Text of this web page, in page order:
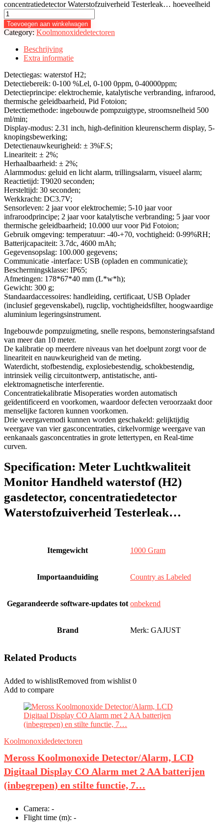
concentratiedetector Waterstofzuiverheid Testerleak… hoeveelheid
Toevoegen aan winkelwagen
Category: Koolmonoxidedetectoren
Beschrijving
Extra informatie
Detectiegas: waterstof H2;
Detectiebereik: 0-100 %Lel, 0-100 0ppm, 0-40000ppm;
Detectieprincipe: elektrochemie, katalytische verbranding, infrarood,
thermische geleidbaarheid, Pid Fotoion;
Detectiemethode: ingebouwde pompzuigtype, stroomsnelheid 500
ml/min;
Display-modus: 2.31 inch, high-definition kleurenscherm display, 5-
knopingsbewerking;
Detectienauwkeurigheid: ± 3%F.S;
Lineariteit: ± 2%;
Herhaalbaarheid: ± 2%;
Alarmmodus: geluid en licht alarm, trillingsalarm, visueel alarm;
Reactietijd: T9020 seconden;
Hersteltijd: 30 seconden;
Werkkracht: DC3.7V;
Sensorleven: 2 jaar voor elektrochemie; 5-10 jaar voor
infraroodprincipe; 2 jaar voor katalytische verbranding; 5 jaar voor
thermische geleidbaarheid; 10.000 uur voor Pid Fotoion;
Gebruik omgeving: temperatuur: -40-+70, vochtigheid: 0-99%RH;
Batterijcapaciteit: 3.7dc, 4600 mAh;
Gegevensopslag: 100.000 gegevens;
Communicatie -interface: USB (opladen en communicatie);
Beschermingsklasse: IP65;
Afmetingen: 178*67*40 mm (L*w*h);
Gewicht: 300 g;
Standaardaccessoires: handleiding, certificaat, USB Oplader
(inclusief gegevenskabel), rugclip, vochtigheidsfilter, hoogwaardige
aluminium legeringsinstrument.
Ingebouwde pompzuigmeting, snelle respons, bemonsteringsafstand
van meer dan 10 meter.
De kalibratie op meerdere niveaus van het doelpunt zorgt voor de
lineariteit en nauwkeurigheid van de meting.
Waterdicht, stofbestendig, explosiebestendig, schokbestendig,
intrinsiek veilig circuitontwerp, antistatische, anti-
elektromagnetische interferentie.
Concentratiekalibratie Misoperaties worden automatisch
geïdentificeerd en voorkomen, waardoor defecten veroorzaakt door
menselijke factoren kunnen voorkomen.
Drie weergavemodi kunnen worden geschakeld: gelijktijdig
weergave van vier gasconcentraties, cirkelvormige weergave van
eenkanaals gasconcentraties in grote lettertypen, en Real-time
curven.
Specification: Meter Luchtkwaliteit
Monitor Handheld waterstof (H2)
gasdetector, concentratiedetector
Waterstofzuiverheid Testerleak…
Itemgewicht ‎1000 Gram
Importaanduiding ‎Country as Labeled
Gegarandeerde software-updates tot ‎onbekend
Brand Merk: GAJUST
Related Products
Added to wishlistRemoved from wishlist 0
Add to compare
Koolmonoxidedetectoren
Meross Koolmonoxide Detector/Alarm, LCD
Digitaal Display CO Alarm met 2 AA batterijen
(inbegrepen) en stilte functie, 7…
Camera: -
Flight time (m): -